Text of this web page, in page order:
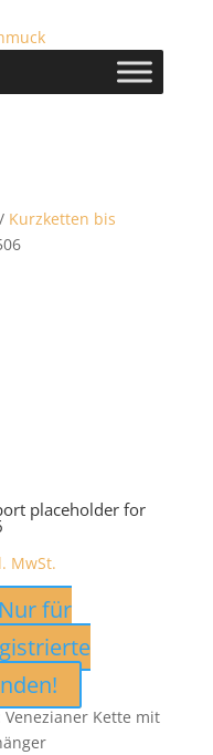
/ Kurzketten bis
placeholder for
MwSt.
Nur für
Venezianer Kette mit